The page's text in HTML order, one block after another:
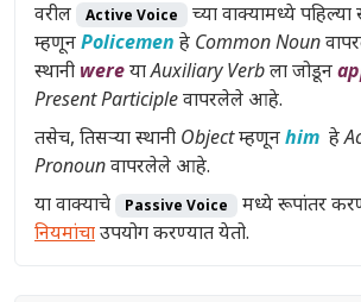
वरील
Active Voice च्या वाक्यामध्ये पहिल्या
म्हणूनPolicemen हे Common Noun
स्थानी wereयाAuxiliary Verbला जोडून
Present Participleवापरलेले आहे.
तसेच, तिसऱ्या स्थानी Objectम्हणूनhim हे
Pronounवापरलेले आहे.
या वाक्याचे
Passive Voice
मध्ये रूपांतर
नियमांचाउपयोग करण्यात येतो.